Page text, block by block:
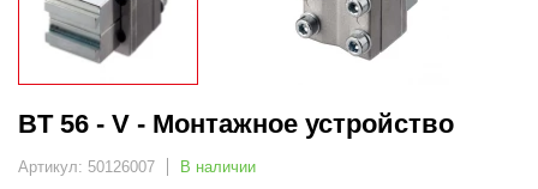
BT 56 - V - Монтажное устройство
Артикул: 50126007 В наличии